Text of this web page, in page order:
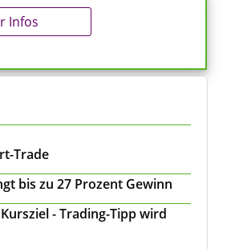
Infos
Trade
bis zu 27 Prozent Gewinn
- Trading-Tipp wird